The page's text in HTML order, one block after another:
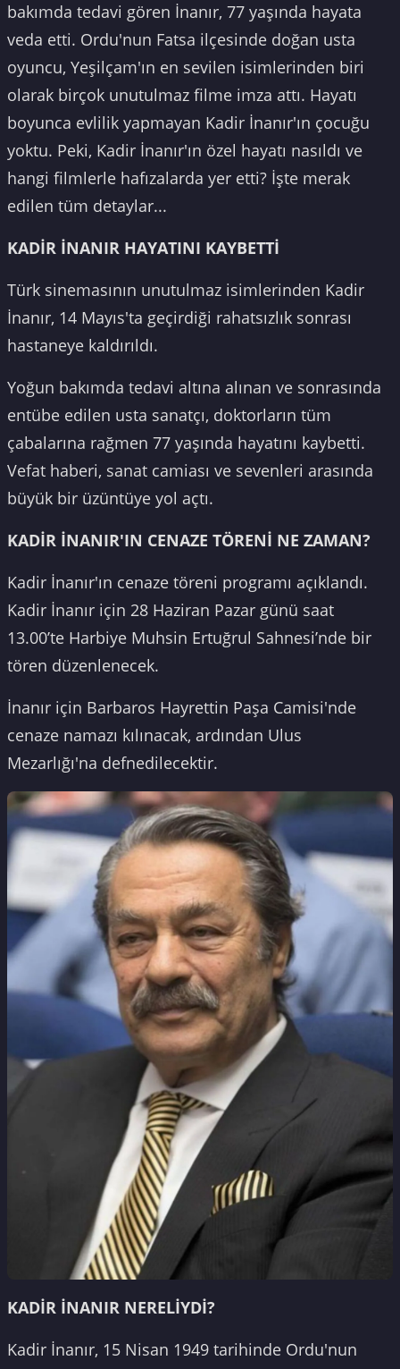
bakımda tedavi gören İnanır, 77 yaşında hayata
veda etti. Ordu'nun Fatsa ilçesinde doğan usta
oyuncu, Yeşilçam'ın en sevilen isimlerinden biri
olarak birçok unutulmaz filme imza attı. Hayatı
boyunca evlilik yapmayan Kadir İnanır'ın çocuğu
yoktu. Peki, Kadir İnanır'ın özel hayatı nasıldı ve
hangi filmlerle hafızalarda yer etti? İşte merak
edilen tüm detaylar...
KADİR İNANIR HAYATINI KAYBETTİ
Türk sinemasının unutulmaz isimlerinden Kadir
İnanır, 14 Mayıs'ta geçirdiği rahatsızlık sonrası
hastaneye kaldırıldı.
Yoğun bakımda tedavi altına alınan ve sonrasında
entübe edilen usta sanatçı, doktorların tüm
çabalarına rağmen 77 yaşında hayatını kaybetti.
Vefat haberi, sanat camiası ve sevenleri arasında
büyük bir üzüntüye yol açtı.
KADİR İNANIR'IN CENAZE TÖRENİ NE ZAMAN?
Kadir İnanır'ın cenaze töreni programı açıklandı.
Kadir İnanır için 28 Haziran Pazar günü saat
13.00’te Harbiye Muhsin Ertuğrul Sahnesi’nde bir
tören düzenlenecek.
İnanır için Barbaros Hayrettin Paşa Camisi'nde
cenaze namazı kılınacak, ardından Ulus
Mezarlığı'na defnedilecektir.
KADİR İNANIR NERELİYDİ?
Kadir İnanır, 15 Nisan 1949 tarihinde Ordu'nun